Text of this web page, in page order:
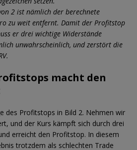
2 ist nämlich der berechnete
zu weit entfernt. Damit der Profitstop
er drei wichtige Widerstände
unwahrscheinlich, und zerstört die
macht den
des Profitstops in Bild 2. Nehmen wir
und der Kurs kämpft sich durch drei
erreicht den Profitstop. In diesem
trotzdem als schlechten Trade